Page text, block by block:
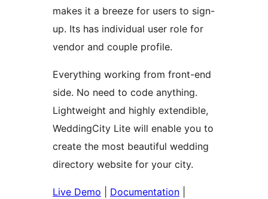
makes it a breeze for users to sign-
up. Its has individual user role for
vendor and couple profile.
Everything working from front-end
side. No need to code anything.
Lightweight and highly extendible,
WeddingCity Lite will enable you to
create the most beautiful wedding
directory website for your city.
Live Demo Documentation